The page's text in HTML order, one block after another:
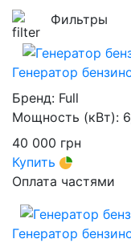
Фильтры
Генератор
Бренд: Full
Мощность (кВт):
40 000 грн
Купить
Оплата частями
Генератор